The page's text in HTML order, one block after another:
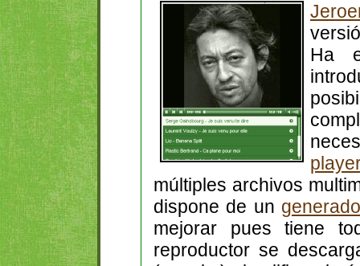
Ha
múltiples archivos
dispone de un
mejorar pues tiene
reproductor se